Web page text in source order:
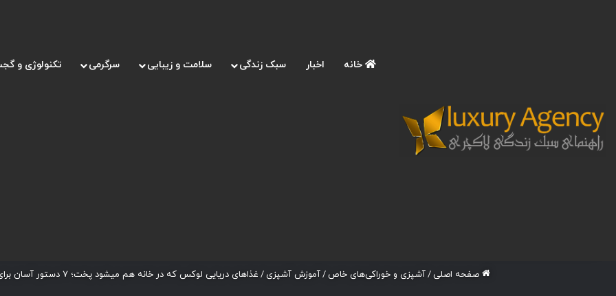
خانه اخبار سبک زندگی سلامت و زیبایی سرگرمی تکنولوژی و
صفحه اصلی/آشپزی و خوراکی‌های خاص/آموزش آشپزی / غذاهای دریایی لوکس که در خانه هم میشود پخت؛ ۷ دستور آسان برای تجربه طعم رستوران های لاکچری